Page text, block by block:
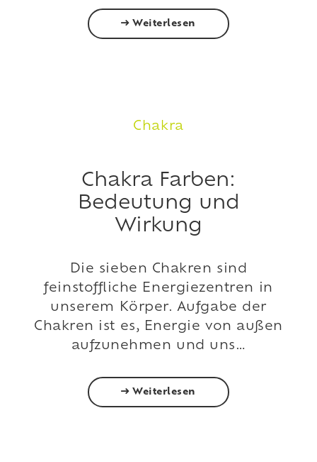
Weiterlesen
Chakra
Chakra Farben:
Bedeutung und
Wirkung
Die sieben Chakren sind
feinstoffliche Energiezentren in
unserem Körper. Aufgabe der
Chakren ist es, Energie von außen
aufzunehmen und uns…
Weiterlesen